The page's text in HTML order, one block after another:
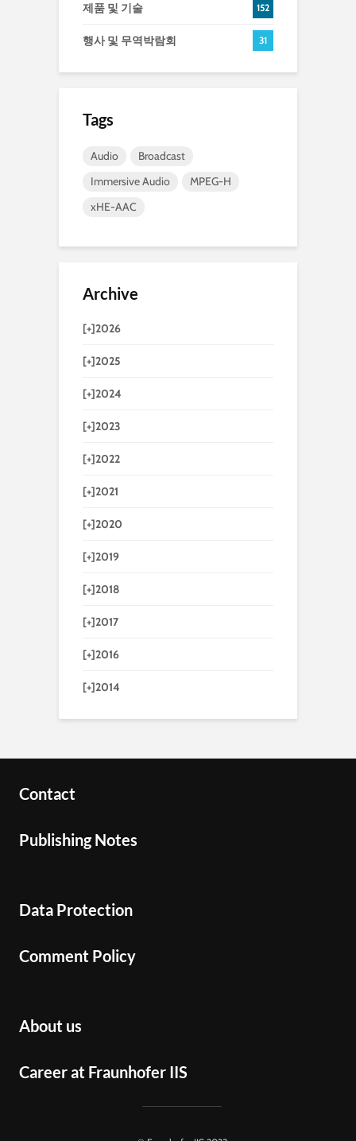
제품 및 기술 152
행사 및 무역박람회 31
Tags
Audio
Broadcast
Immersive Audio
MPEG-H
xHE-AAC
Archive
[+]2026
[+]2025
[+]2024
[+]2023
[+]2022
[+]2021
[+]2020
[+]2019
[+]2018
[+]2017
[+]2016
[+]2014
Contact
Publishing Notes
Data Protection
Comment Policy
About us
Career at Fraunhofer IIS